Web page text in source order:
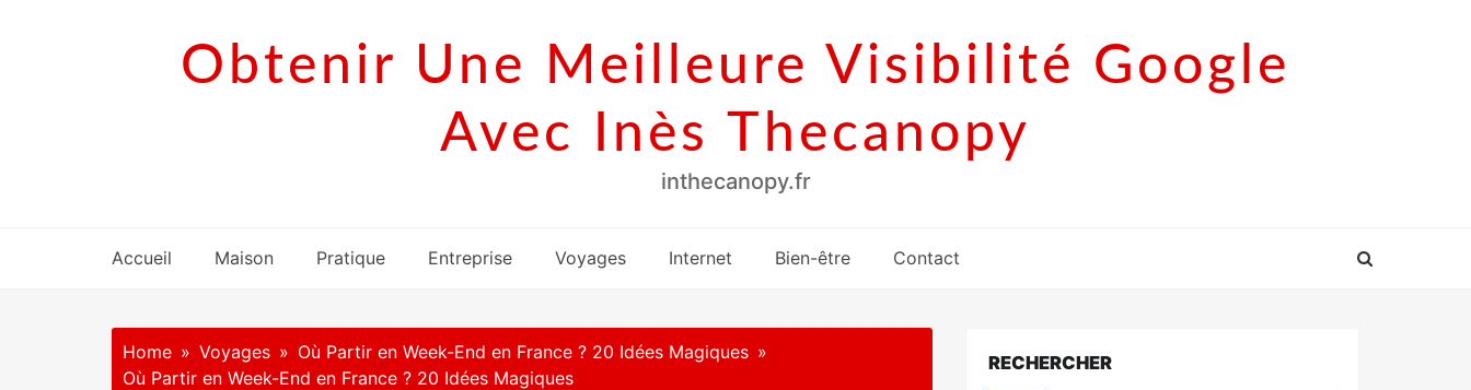
Obtenir Une Meilleure Visibilité Google
Avec Inès Thecanopy
inthecanopy.fr
Accueil Maison Pratique Entreprise Voyages Internet Bien-être Contact
Home Voyages
Où Partir en Week-End en France ? 20 Idées Magiques
Où Partir en Week-End en France ? 20 Idées Magiques
RECHERCHER